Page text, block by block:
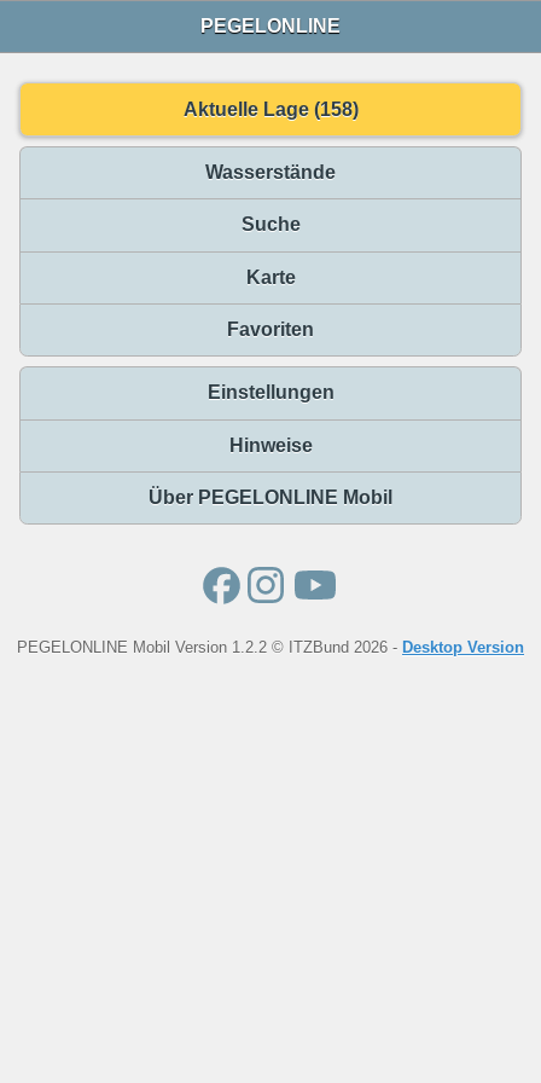
PEGELONLINE
Aktuelle Lage (158)
Wasserstände
Suche
Karte
Favoriten
Einstellungen
Hinweise
Über PEGELONLINE Mobil
PEGELONLINE Mobil Version 1.2.2 © ITZBund 2026 - Desktop Version